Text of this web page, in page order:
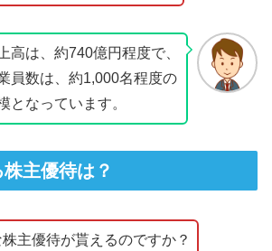
高は、約740億円程度で、
員数は、約1,000名程度の
となっています。
主優待は？
株主優待が貰えるのですか？